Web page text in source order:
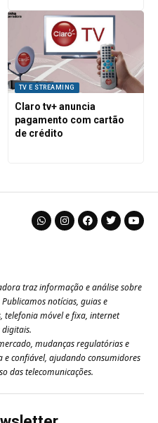
TV E STREAMING
Claro tv+ anuncia
pagamento com cartão
de crédito
traz informação e análise sobre
notícias, guias e
telefonia móvel e fixa, internet
mudanças regulatórias e
confiável, ajudando consumidores
das telecomunicações.